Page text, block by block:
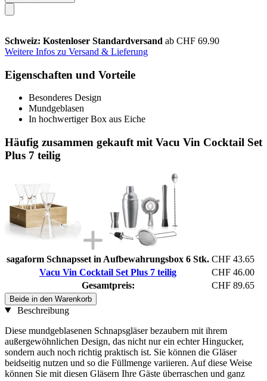
Schweiz: Kostenloser Standardversand ab CHF 69.90
Weitere Infos zu Versand & Lieferung
Eigenschaften und Vorteile
Besonderes Design
Mundgeblasen
In hochwertiger Box aus Eiche
Häufig zusammen gekauft mit Vacu Vin Cocktail Set
Plus 7 teilig
sagaform Schnapsset in Aufbewahrungsbox 6 Stk. CHF 43.65
Vacu Vin Cocktail Set Plus 7 teilig
CHF 46.00
Gesamtpreis:
CHF 89.65
Beide in den Warenkorb
Beschreibung
Diese mundgeblasenen Schnapsgläser bezaubern mit ihrem
außergewöhnlichen Design, das nicht nur ein echter Hingucker,
sondern auch noch richtig praktisch ist. Sie können die Gläser
beidseitig nutzen und so die Füllmenge variieren. Auf diese Weise
können Sie mit diesen Gläsern Ihre Gäste überraschen und ganz